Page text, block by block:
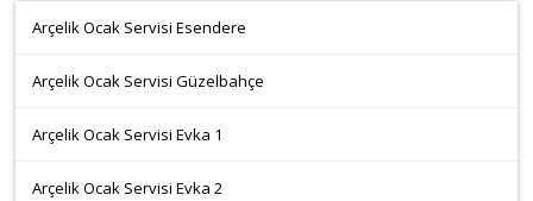
Arçelik Ocak Servisi Esendere
Arçelik Ocak Servisi Güzelbahçe
Arçelik Ocak Servisi Evka 1
Arçelik Ocak Servisi Evka 2